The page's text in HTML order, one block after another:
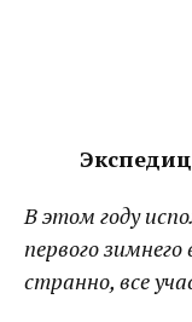
В этом году
первого
странно, все